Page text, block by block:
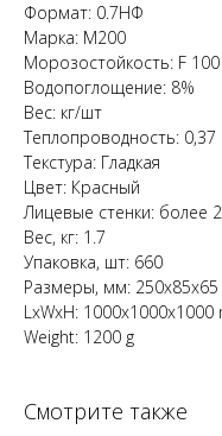
Формат: 0.7НФ
Марка: М200
Морозостойкость: F 100
Водопоглощение: 8%
Вес: кг/шт
Теплопроводность:
Текстура: Гладкая
Цвет: Красный
Лицевые стенки: более
Вес, кг: 1.7
Упаковка, шт: 660
Размеры, мм: 250х85х65
LxWxH: 1000x1000x1000
Weight: 1200 g
Смотрите также